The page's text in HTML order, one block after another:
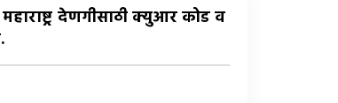
देणगीसाठी क्युआर कोड व